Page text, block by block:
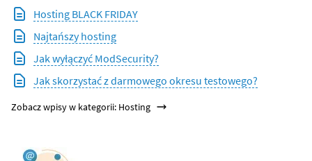
Hosting BLACK FRIDAY
Najtańszy hosting
Jak wyłączyć ModSecurity?
Jak skorzystać z darmowego okresu testowego?
Zobacz wpisy w kategorii: Hosting